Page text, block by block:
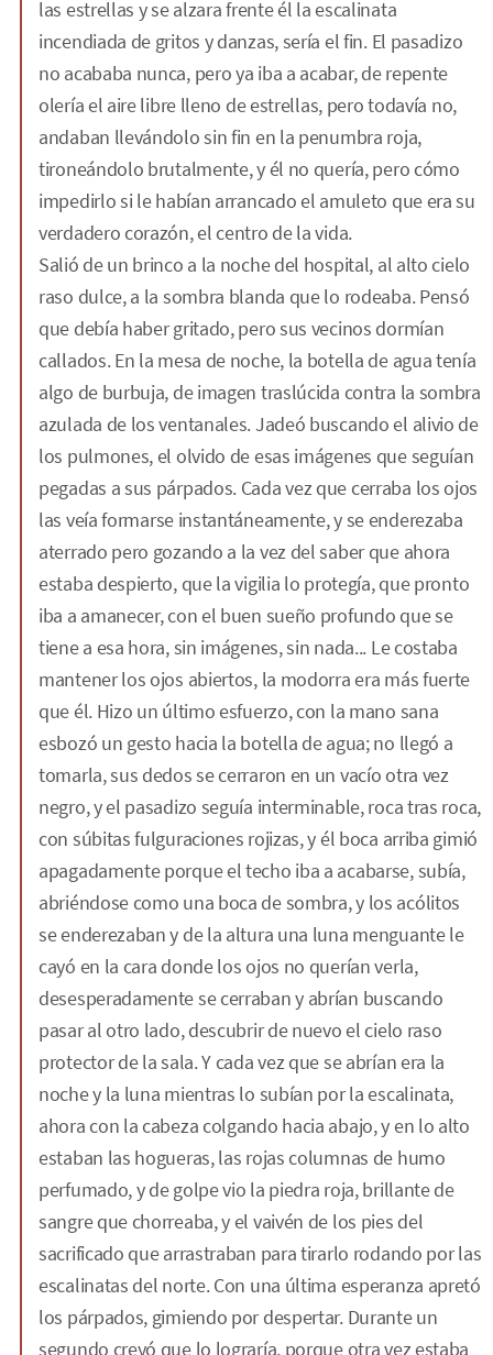
las estrellas y se alzara frente él la escalinata
incendiada de gritos y danzas, sería el fin. El pasadizo
no acababa nunca, pero ya iba a acabar, de repente
olería el aire libre lleno de estrellas, pero todavía no,
andaban llevándolo sin fin en la penumbra roja,
tironeándolo brutalmente, y él no quería, pero cómo
impedirlo si le habían arrancado el amuleto que era su
verdadero corazón, el centro de la vida.
Salió de un brinco a la noche del hospital, al alto cielo
raso dulce, a la sombra blanda que lo rodeaba. Pensó
que debía haber gritado, pero sus vecinos dormían
callados. En la mesa de noche, la botella de agua tenía
algo de burbuja, de imagen traslúcida contra la sombra
azulada de los ventanales. Jadeó buscando el alivio de
los pulmones, el olvido de esas imágenes que seguían
pegadas a sus párpados. Cada vez que cerraba los ojos
las veía formarse instantáneamente, y se enderezaba
aterrado pero gozando a la vez del saber que ahora
estaba despierto, que la vigilia lo protegía, que pronto
iba a amanecer, con el buen sueño profundo que se
tiene a esa hora, sin imágenes, sin nada... Le costaba
mantener los ojos abiertos, la modorra era más fuerte
que él. Hizo un último esfuerzo, con la mano sana
esbozó un gesto hacia la botella de agua; no llegó a
tomarla, sus dedos se cerraron en un vacío otra vez
negro, y el pasadizo seguía interminable, roca tras roca,
con súbitas fulguraciones rojizas, y él boca arriba gimió
apagadamente porque el techo iba a acabarse, subía,
abriéndose como una boca de sombra, y los acólitos
se enderezaban y de la altura una luna menguante le
cayó en la cara donde los ojos no querían verla,
desesperadamente se cerraban y abrían buscando
pasar al otro lado, descubrir de nuevo el cielo raso
protector de la sala. Y cada vez que se abrían era la
noche y la luna mientras lo subían por la escalinata,
ahora con la cabeza colgando hacia abajo, y en lo alto
estaban las hogueras, las rojas columnas de humo
perfumado, y de golpe vio la piedra roja, brillante de
sangre que chorreaba, y el vaivén de los pies del
sacrificado que arrastraban para tirarlo rodando por las
escalinatas del norte. Con una última esperanza apretó
los párpados, gimiendo por despertar. Durante un
segundo creyó que lo lograría, porque otra vez estaba